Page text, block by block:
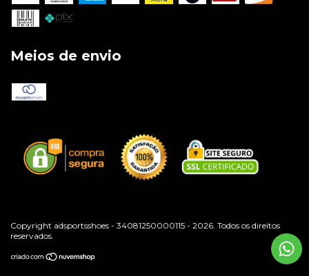
Meios de envio
Copyright adsportsshoes - 34081250000115 - 2026. Todos os direitos
reservados.